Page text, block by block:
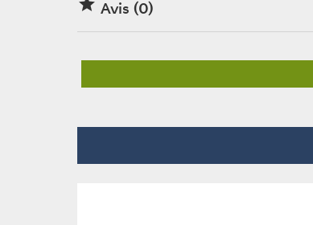
 Avis (0)